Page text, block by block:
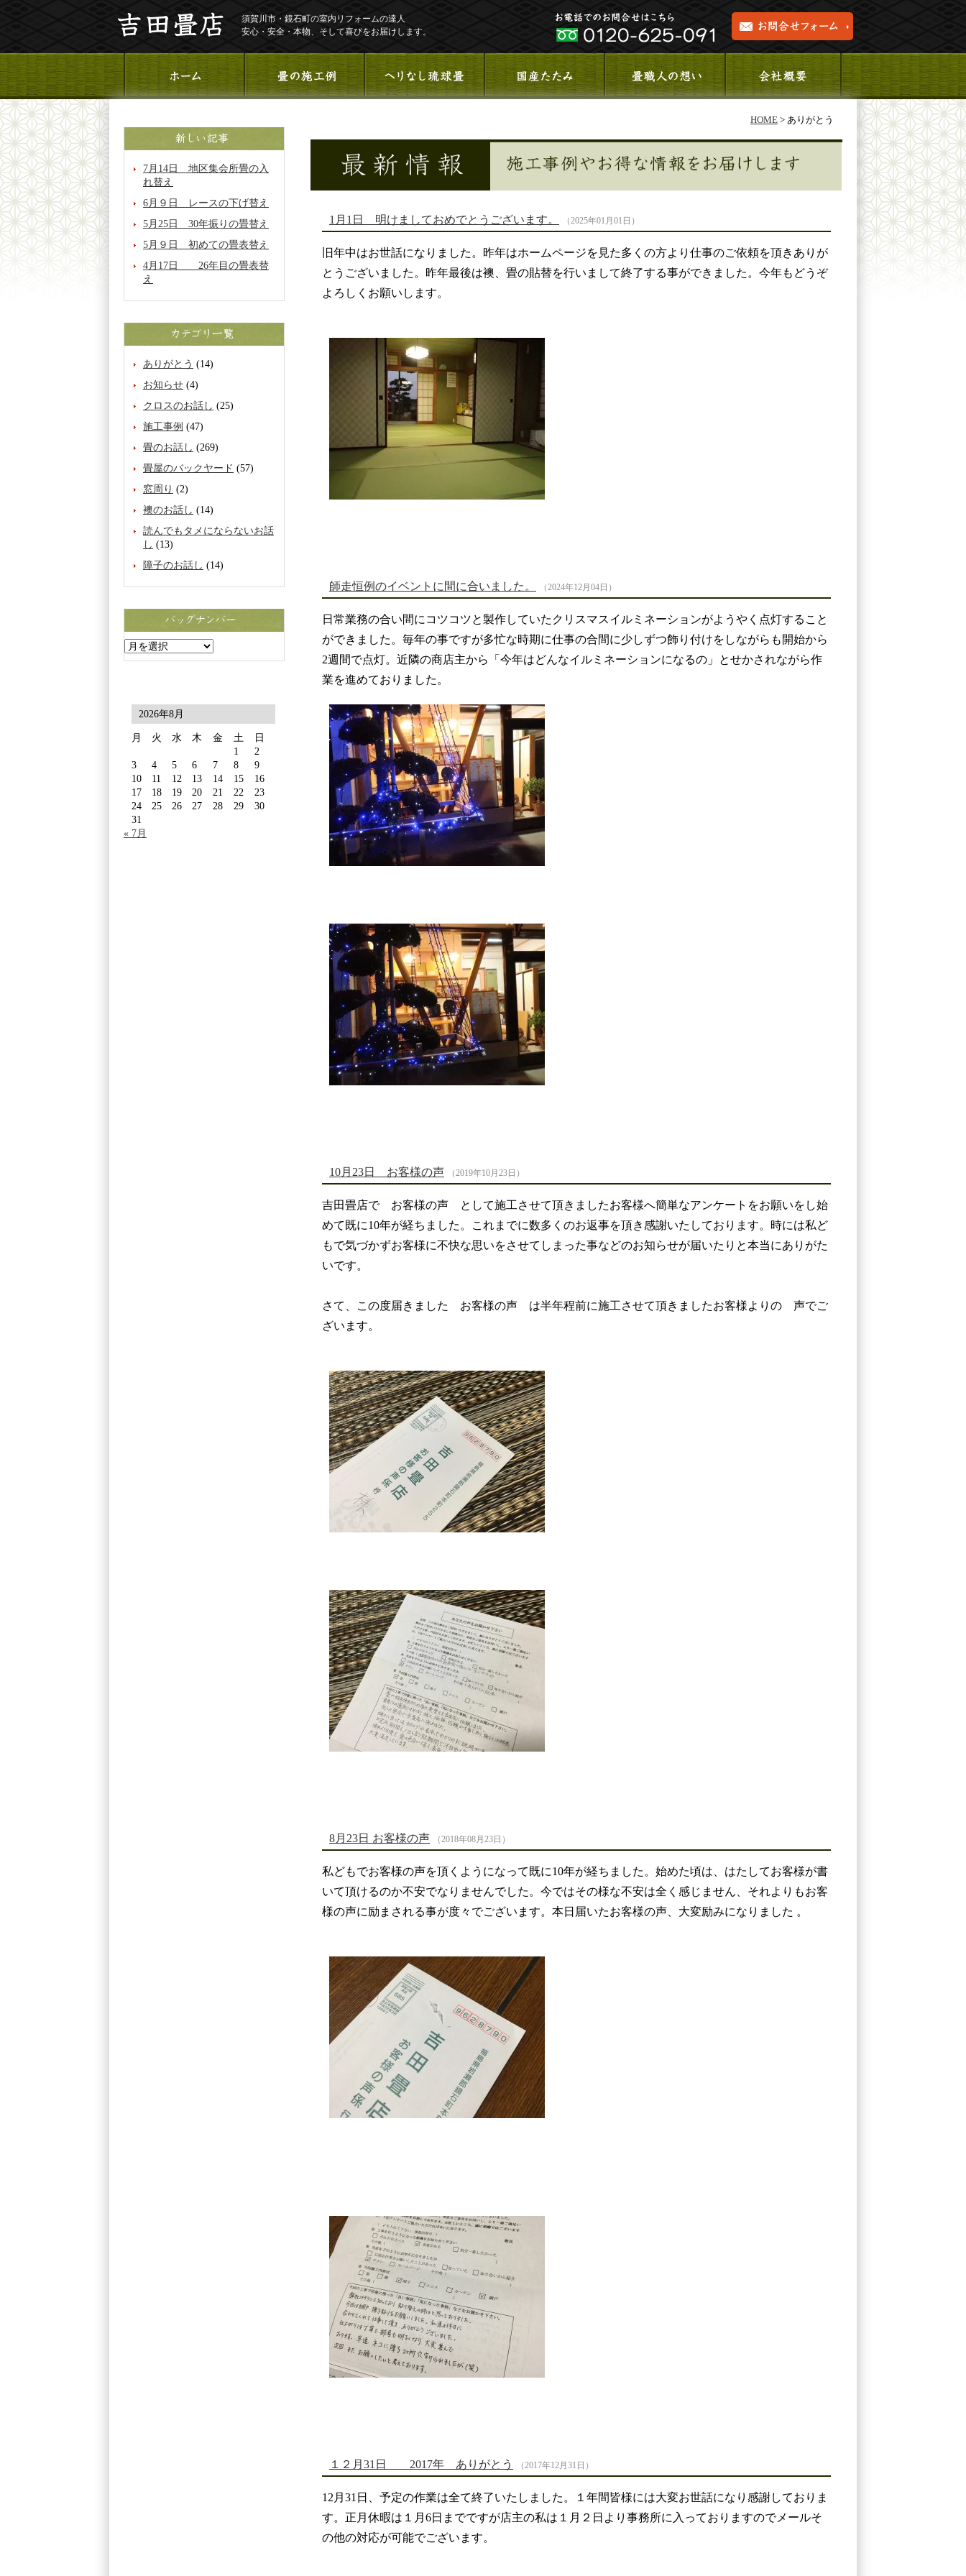
須賀川市・鏡石町の室内リフォームの達人
安心・安全・本物、そして喜びをお届けします。
HOME > ありがとう
1月1日 明けましておめでとうございます。 （2025年01月01日）
旧年中はお世話になりました。昨年はホームページを見た多くの方より仕事のご依頼を頂きありが
とうございました。昨年最後は襖、畳の貼替を行いまして終了する事ができました。今年もどうぞ
よろしくお願いします。
師走恒例のイベントに間に合いました。 （2024年12月04日）
日常業務の合い間にコツコツと製作していたクリスマスイルミネーションがようやく点灯すること
ができました。毎年の事ですが多忙な時期に仕事の合間に少しずつ飾り付けをしながらも開始から
2週間で点灯。近隣の商店主から「今年はどんなイルミネーションになるの」とせかされながら作
業を進めておりました。
10月23日 お客様の声 （2019年10月23日）
吉田畳店で お客様の声 として施工させて頂きましたお客様へ簡単なアンケートをお願いをし始
めて既に10年が経ちました。これまでに数多くのお返事を頂き感謝いたしております。時には私ど
もで気づかずお客様に不快な思いをさせてしまった事などのお知らせが届いたりと本当にありがた
いです。
さて、この度届きました お客様の声 は半年程前に施工させて頂きましたお客様よりの 声でご
ざいます。
8月23日 お客様の声 （2018年08月23日）
私どもでお客様の声を頂くようになって既に10年が経ちました。始めた頃は、はたしてお客様が書
いて頂けるのか不安でなりませんでした。今ではその様な不安は全く感じません、それよりもお客
様の声に励まされる事が度々でございます。本日届いたお客様の声、大変励みになりました 。
１２月31日 2017年 ありがとう （2017年12月31日）
12月31日、予定の作業は全て終了いたしました。１年間皆様には大変お世話になり感謝しておりま
す。正月休暇は１月6日までですが店主の私は１月２日より事務所に入っておりますのでメールそ
の他の対応が可能でございます。
7月14日 地区集会所畳の入
れ替え
6月９日 レースの下げ替え
5月25日 30年振りの畳替え
5月９日 初めての畳表替え
4月17日 26年目の畳表替
え
ありがとう (14)
お知らせ (4)
クロスのお話し (25)
施工事例 (47)
畳のお話し (269)
畳屋のバックヤード (57)
窓周り (2)
襖のお話し (14)
読んでもタメにならないお話
し (13)
障子のお話し (14)
2026年8月
月 火 水 木 金 土
日
1
2
3
4 5 6 7 8
9
10
11 12 13 14 15
16
17
18 19 20 21 22
23
24
25 26 27 28 29
30
31
« 7月